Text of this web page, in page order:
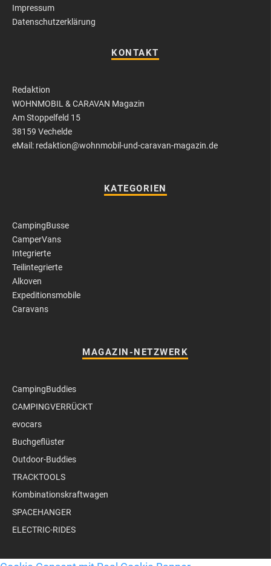
Impressum
Datenschutzerklärung
KONTAKT
Redaktion
WOHNMOBIL & CARAVAN Magazin
Am Stoppelfeld 15
38159 Vechelde
eMail: redaktion@wohnmobil-und-caravan-magazin.de
KATEGORIEN
CampingBusse
CamperVans
Integrierte
Teilintegrierte
Alkoven
Expeditionsmobile
Caravans
MAGAZIN-NETZWERK
CampingBuddies
CAMPINGVERRÜCKT
evocars
Buchgeflüster
Outdoor-Buddies
TRACKTOOLS
Kombinationskraftwagen
SPACEHANGER
ELECTRIC-RIDES